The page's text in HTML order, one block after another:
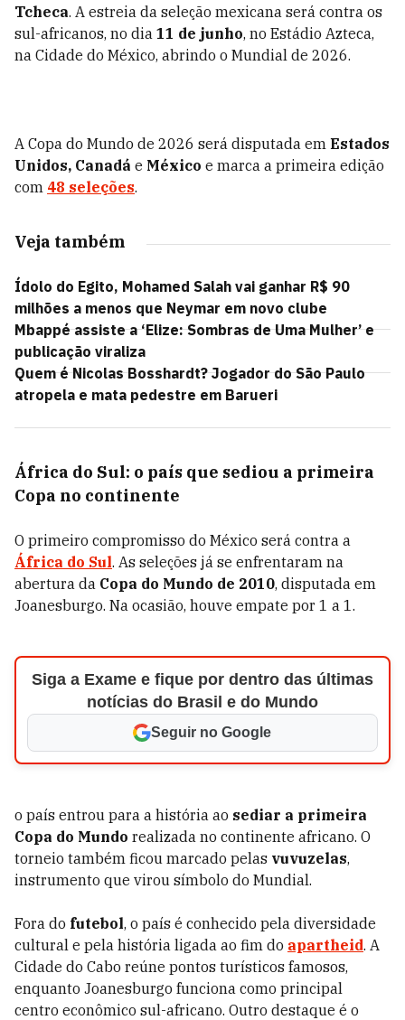
Tcheca. A estreia da seleção mexicana será contra os
sul-africanos, no dia 11 de junho, no Estádio Azteca,
na Cidade do México, abrindo o Mundial de 2026.
A Copa do Mundo de 2026 será disputada em Estados
Unidos, Canadá e México e marca a primeira edição
com 48 seleções.
Veja também
Ídolo do Egito, Mohamed Salah vai ganhar R$ 90
milhões a menos que Neymar em novo clube
Mbappé assiste a ‘Elize: Sombras de Uma Mulher’ e
publicação viraliza
Quem é Nicolas Bosshardt? Jogador do São Paulo
atropela e mata pedestre em Barueri
África do Sul: o país que sediou a primeira
Copa no continente
O primeiro compromisso do México será contra a
África do Sul. As seleções já se enfrentaram na
abertura da Copa do Mundo de 2010, disputada em
Joanesburgo. Na ocasião, houve empate por 1 a 1.
Siga a Exame e fique por dentro das últimas
notícias do Brasil e do Mundo
Seguir no Google
o país entrou para a história ao sediar a primeira
Copa do Mundo realizada no continente africano. O
torneio também ficou marcado pelas vuvuzelas,
instrumento que virou símbolo do Mundial.
Fora do futebol, o país é conhecido pela diversidade
cultural e pela história ligada ao fim do apartheid. A
Cidade do Cabo reúne pontos turísticos famosos,
enquanto Joanesburgo funciona como principal
centro econômico sul-africano. Outro destaque é o